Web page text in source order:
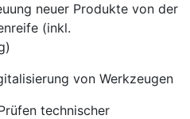
neuer Produkte von der
(inkl.
von Werkzeugen
technischer